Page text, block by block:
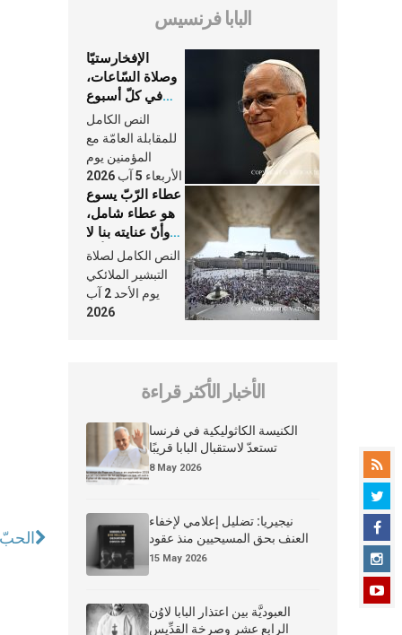
الحبّ
البابا فرنسيس
الإفخارستيّا
وصلاة السّاعات،
في كلّ أسبوع
وكلّ يوم، هما
النَّفَس في حياة
الكنيسة
النص الكامل
للمقابلة العامّة مع
المؤمنين يوم
الأربعاء 5 آب 2026
عطاء الرّبّ يسوع
هو عطاء شامل،
وأنّ عنايته بنا لا
تغيب عنّا أبدًا
النص الكامل لصلاة
التبشير الملائكي
يوم الأحد 2 آب
2026
الأخبار الأكثر قراءة
الكنيسة الكاثوليكية في فرنسا
تستعدّ لاستقبال البابا قريبًا
8 May 2026
نيجيريا: تضليل إعلامي لإخفاء
العنف بحق المسيحيين منذ عقود
15 May 2026
العبوديَّة بين اعتذار البابا لاوُن
الرابع عشر وصرخة القدِّيس